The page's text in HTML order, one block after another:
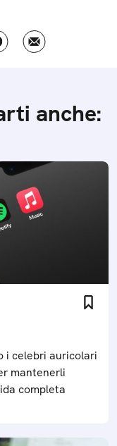
anche:
i celebri auricolari
mantenerli
completa